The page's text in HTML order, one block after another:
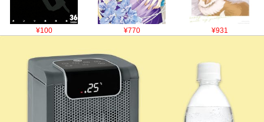
¥100 ¥770 ¥931